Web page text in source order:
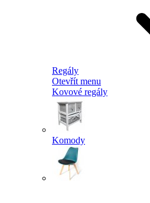
Regály
Otevřít menu
Kovové regály
Komody